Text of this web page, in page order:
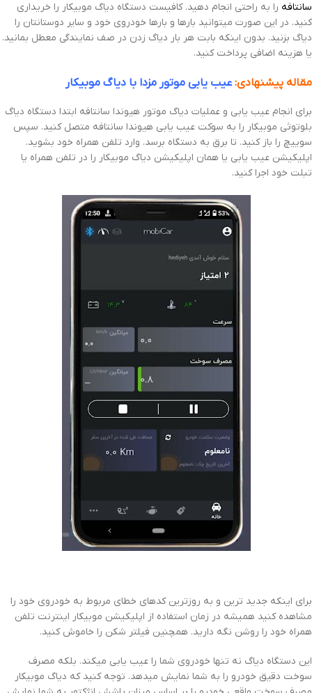
سانتافه را به راحتی انجام دهید. کافیست دستگاه دیاگ موبیکار را خریداری
کنید. در این صورت میتوانید بارها و بارها خودروی خود و سایر دوستانتان را
دیاگ بزنید. بدون اینکه بابت هر بار دیاگ زدن در صف نمایندگی معطل بمانید.
یا هزینه اضافی پرداخت کنید.
مقاله پیشنهادی: عیب یابی موتور مزدا با دیاگ موبیکار
برای انجام عیب یابی و عملیات دیاگ موتور هیوندا سانتافه ابتدا دستگاه دیاگ
بلوتوثی موبیکار را به سوکت عیب یابی هیوندا سانتافه متصل کنید. سپس
سوییچ را باز کنید. تا برق به دستگاه برسد. وارد تلفن همراه خود بشوید.
اپلیکیشن عیب یابی یا همان اپلیکیشن دیاگ موبیکار را در تلفن همراه یا
تبلت خود اجرا کنید.
برای اینکه جدید ترین و به روزترین کدهای خطای مربوط به خودروی خود را
مشاهده کنید همیشه در زمان استفاده از اپلیکیشن موبیکار اینترنت تلفن
همراه خود را روشن نگه دارید. همچنین فیلتر شکن را خاموش کنید.
این دستگاه دیاگ نه تنها خودروی شما را عیب یابی میکند. بلکه مصرف
سوخت دقیق خودرو را به شما نمایش میدهد. توجه کنید که دیاگ موبیکار